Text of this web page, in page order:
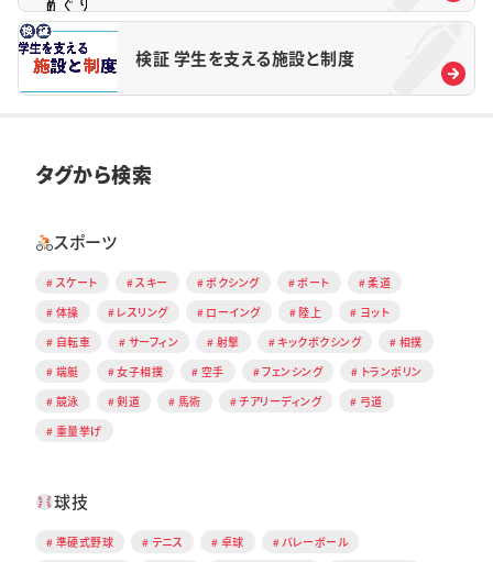
検証 学生を支える施設と制度
タグから検索
スポーツ
スケート スキー ボクシング ボート
柔道
体操
レスリング ローイング 陸上
ヨット
自転車
サーフィン 射撃 キックボクシング
相撲
端艇
女子相撲 空手 フェンシング
トランポリン
競泳
剣道 馬術 チアリーディング
弓道
重量挙げ
球技
準硬式野球 テニス 卓球
バレーボール